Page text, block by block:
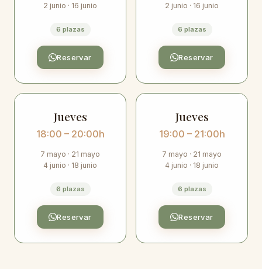
2 junio · 16 junio
6 plazas
Reservar
2 junio · 16 junio
6 plazas
Reservar
Jueves
18:00 – 20:00h
7 mayo · 21 mayo
4 junio · 18 junio
6 plazas
Reservar
Jueves
19:00 – 21:00h
7 mayo · 21 mayo
4 junio · 18 junio
6 plazas
Reservar